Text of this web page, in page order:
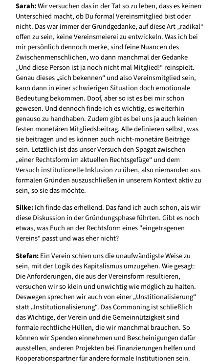
Sarah:Wir versuchen das in der Tat so zu leben, dass es keinen
Unterschied macht, ob Du formal Vereinsmitglied bist oder
nicht. Das war immer der Grundgedanke, auf diese Art „radikal“
offen zu sein, keine Vereinsmeierei zu entwickeln. Was ich bei
mir persönlich dennoch merke, sind feine Nuancen des
Zwischenmenschlichen, wo dann manchmal der Gedanke
„Und diese Person ist ja noch nicht mal Mitglied!“ reinspielt.
Genau dieses „sich bekennen“ und also Vereinsmitglied sein,
kann dann in einer schwierigen Situation doch emotionale
Bedeutung bekommen. Doof, aber so ist es bei mir schon
gewesen. Und dennoch finde ich es wichtig, es weiterhin
genauso zu handhaben. Zudem gibt es bei uns ja auch keinen
festen monetären Mitgliedsbeitrag. Alle definieren selbst, was
sie beitragen und es können auch nicht-monetäre Beiträge
sein. Letztlich ist das unser Versuch den Spagat zwischen
„einer Rechtsform im aktuellen Rechtsgefüge“ und dem
Versuch institutionelle Inklusion zu üben, also niemanden aus
formalen Gründen auszuschließen in unserem Kontext aktiv zu
sein, so sie das möchte.
Silke:Ich finde das erhellend. Das fand ich auch schon, als wir
diese Diskussion in der Gründungsphase führten. Gibt es noch
etwas, was Euch an der Rechtsform eines “eingetragenen
Vereins“ passt und was eher nicht?
Stefan:Ein Verein schien uns die unaufwändigste Weise zu
sein, mit der Logik des Kapitalismus umzugehen. Wie gesagt:
Die Anforderungen, die aus der Vereinsform resultieren,
versuchen wir so klein und unwichtig wie möglich zu halten.
Deswegen sprechen wir auch von einer „Unstitionalisierung“
statt „Institutionalisierung“. Das Commoning ist schließlich
das Wichtige, der Verein und die Gemeinnützigkeit sind
formale rechtliche Hüllen, die wir manchmal brauchen. So
können wir Spenden einnehmen und Bescheinigungen dafür
ausstellen, anderen Projekten bei Finanzierungen helfen und
Kooperationspartner für andere formale Institutionen sein.